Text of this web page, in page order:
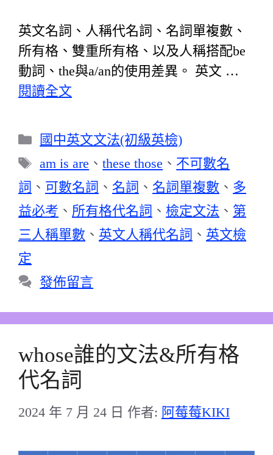
英文名詞、人稱代名詞、名詞單複數、
所有格、雙重所有格、以及人稱搭配be
動詞、the與a/an的使用差異。 英文 …
閱讀全文
分
國中英文文法(初級英檢)
標
籤
am is are 、these those 、 不可數名
詞 、 可數名詞 、 名詞 、 名詞單複數 、 多
益必考 、 所有格代名詞 、 檢定文法 、 第
三人稱單數 、 英文人稱代名詞 、 英文檢
定
發佈留言
whose誰的文法&所有格
代名詞
2024 年 7 月 24 日 作者: 阿莓莓KIKI